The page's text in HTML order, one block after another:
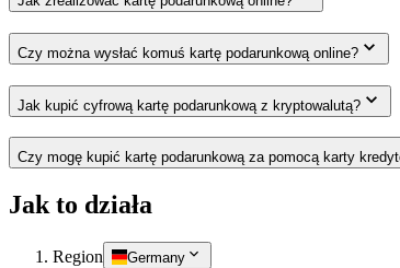
Czy można wysłać komuś kartę podarunkową online?
Jak kupić cyfrową kartę podarunkową z kryptowalutą?
Czy mogę kupić kartę podarunkową za pomocą karty
Jak to działa
Region Germany